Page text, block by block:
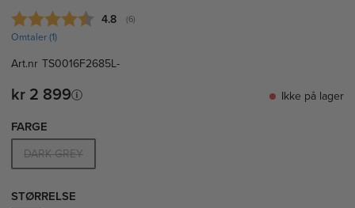
Gjennomsnittskarakter:
4.8 (stemmer:
6)
Omtaler (1)
Art.nr TS0016F2685L-
kr 2 899 Ikke på lager
FARGE
DARK GREY
STØRRELSE